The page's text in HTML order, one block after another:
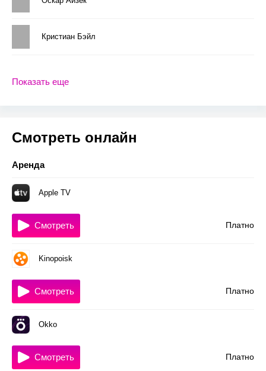
Кристиан Бэйл
Показать еще
Смотреть онлайн
Аренда
Apple TV
Платно
Смотреть
Kinopoisk
Платно
Смотреть
Okko
Платно
Смотреть